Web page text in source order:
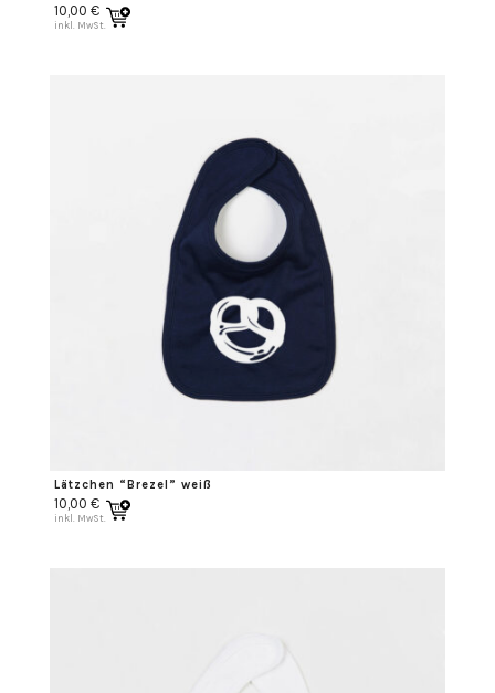
10,00 €
inkl. MwSt.
Lätzchen “Brezel” weiß
10,00 €
inkl. MwSt.